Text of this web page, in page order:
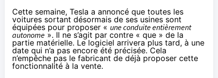
Cette semaine, Tesla a annoncé que toutes les
voitures sortant désormais de ses usines sont
équipées pour proposer « une conduite entièrement
autonome ». Il ne s’agit par contre « que » de la
partie matérielle. Le logiciel arrivera plus tard, à une
date qui n’a pas encore été précisée. Cela
n’empêche pas le fabricant de déjà proposer cette
fonctionnalité à la vente.